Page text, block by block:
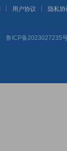
用户协议 隐私协
鲁ICP备2023027235